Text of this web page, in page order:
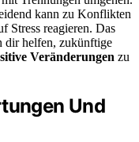
kann zu Konflikten
Stress reagieren. Das
dir helfen, zukünftige
Veränderungen zu
Und